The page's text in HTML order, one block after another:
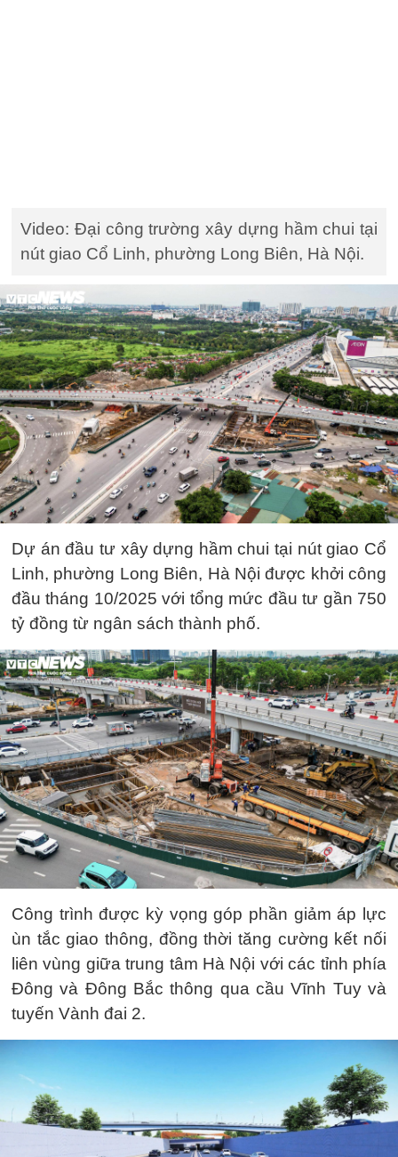
Video: Đại công trường xây dựng hầm chui tại
nút giao Cổ Linh, phường Long Biên, Hà Nội.
Dự án đầu tư xây dựng hầm chui tại nút giao Cổ
Linh, phường Long Biên, Hà Nội được khởi công
đầu tháng 10/2025 với tổng mức đầu tư gần 750
tỷ đồng từ ngân sách thành phố.
Công trình được kỳ vọng góp phần giảm áp lực
ùn tắc giao thông, đồng thời tăng cường kết nối
liên vùng giữa trung tâm Hà Nội với các tỉnh phía
Đông và Đông Bắc thông qua cầu Vĩnh Tuy và
tuyến Vành đai 2.